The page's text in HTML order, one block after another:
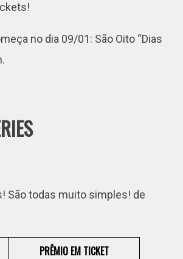
no dia 09/01: São Oito “Dias
São todas muito simples! de
PRÊMIO EM TICKET